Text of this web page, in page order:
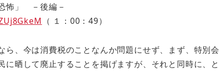
怖」 －後編－
（ １：00：49）
、今は消費税のことなんか問題にせず、まず、特別会
晒して廃止することを掲げますが、それと同時に、と